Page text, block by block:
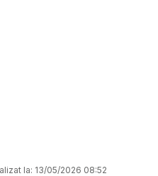
la: 13/05/2026 08:52